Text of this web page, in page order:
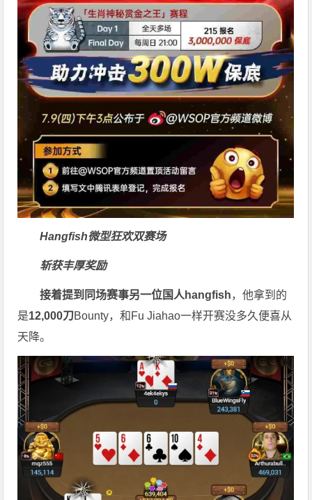
Hangfish微型狂欢双赛场
斩获丰厚奖励
接着提到同场赛事另一位国人 hangfish，他拿到的
是12,000刀Bounty，和Fu Jiahao一样开赛没多久便喜从
天降。